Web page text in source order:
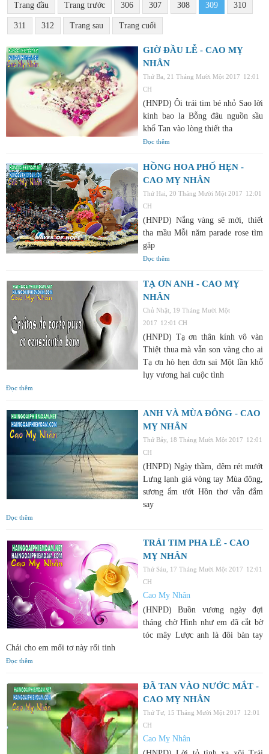
Trang đầu Trang trước 306 307 308 309 310
311 312 Trang sau Trang cuối
GIỜ ĐẦU LỄ - CAO MỴ
NHÂN
Thứ Ba, 21 Tháng Mười Một 2017 12:01
CH
(HNPD) Ôi trái tim bé nhỏ Sao lời
kinh bao la Bỗng đâu nguồn sầu
khổ Tan vào lòng thiết tha
Đọc thêm
HỒNG HOA PHỐ HẸN -
CAO MỴ NHÂN
Thứ Hai, 20 Tháng Mười Một 2017 12:01
CH
(HNPD) Nắng vàng sẽ mới, thiết
tha mầu Mỗi năm parade rose tìm
gặp
Đọc thêm
TẠ ƠN ANH - CAO MỴ
NHÂN
Chủ Nhật, 19 Tháng Mười Một
2017 12:01 CH
(HNPD) Tạ ơn thân kính vô vàn
Thiệt thua mà vẫn son vàng cho ai
Tạ ơn hò hẹn đơn sai Một lần khổ
lụy vương hai cuộc tình
Đọc thêm
ANH VÀ MÙA ĐÔNG - CAO
MỴ NHÂN
Thứ Bảy, 18 Tháng Mười Một 2017 12:01
CH
(HNPD) Ngày thầm, đêm rét mướt
Lưng lạnh giá vòng tay Mùa đông,
sương ẩm ướt Hồn thơ vẫn đắm
say
Đọc thêm
TRÁI TIM PHA LÊ - CAO
MỴ NHÂN
Thứ Sáu, 17 Tháng Mười Một 2017 12:01
CH
Cao Mỵ Nhân
(HNPD) Buồn vương ngày đợi
tháng chờ Hình như em đã cắt bờ
tóc mây Lược anh là đôi bàn tay
Chải cho em mối tơ này rối tinh
Đọc thêm
ĐÃ TAN VÀO NƯỚC MẮT -
CAO MỴ NHÂN
Thứ Tư, 15 Tháng Mười Một 2017 12:01
CH
Cao Mỵ Nhân